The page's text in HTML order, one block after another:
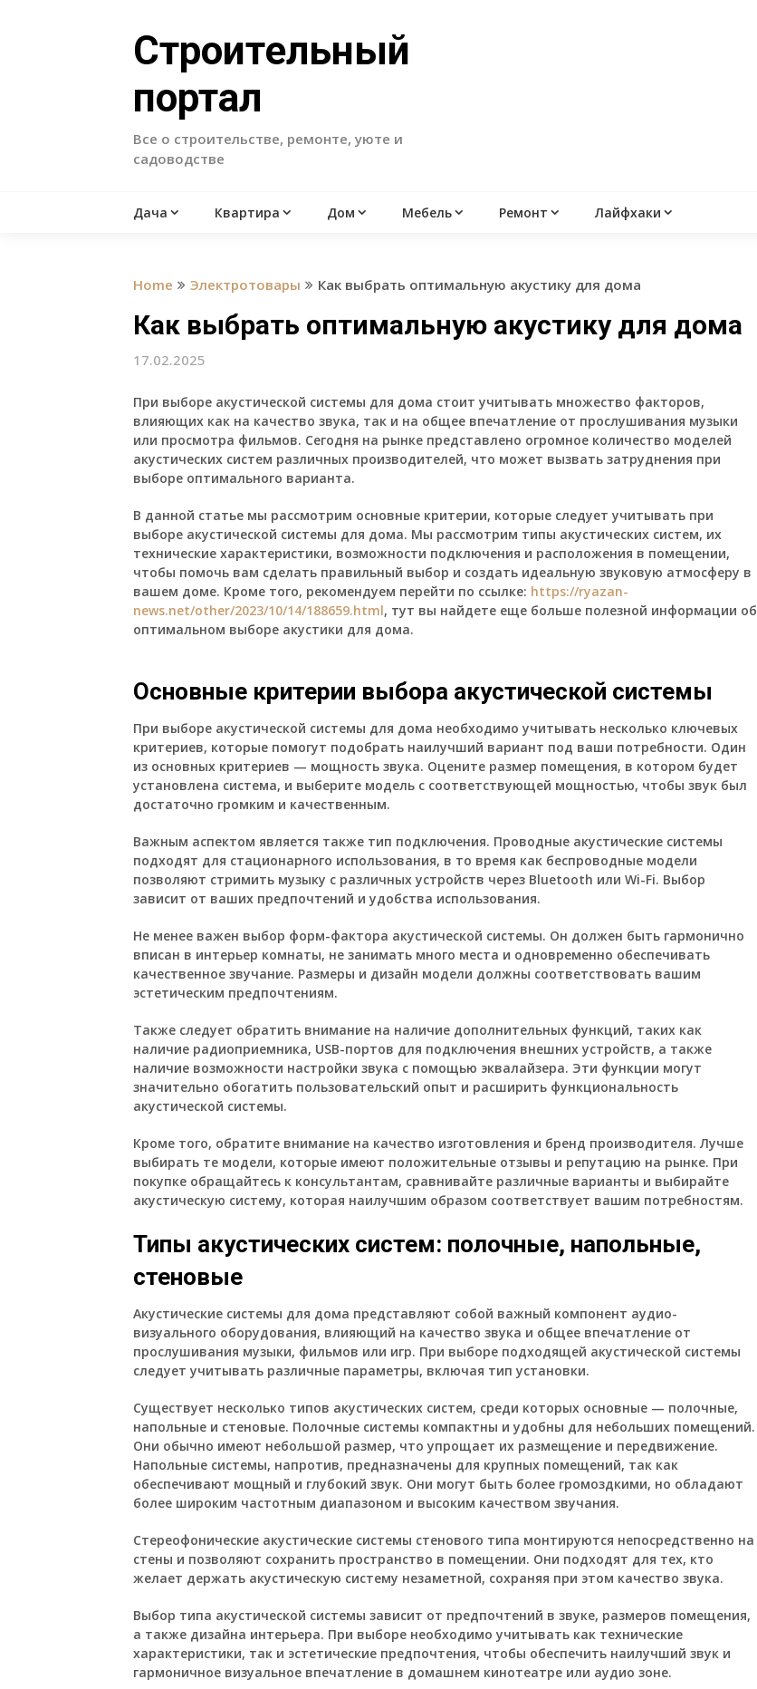
Строительный
портал
Все о строительстве, ремонте, уюте и
садоводстве
Дача Квартира Дом Мебель Ремонт Лайфхаки
Home Электротовары Как выбрать оптимальную акустику для дома
Как выбрать оптимальную акустику для дома
17.02.2025
При выборе акустической системы для дома стоит учитывать множество факторов,
влияющих как на качество звука, так и на общее впечатление от прослушивания музыки
или просмотра фильмов. Сегодня на рынке представлено огромное количество моделей
акустических систем различных производителей, что может вызвать затруднения при
выборе оптимального варианта.
В данной статье мы рассмотрим основные критерии, которые следует учитывать при
выборе акустической системы для дома. Мы рассмотрим типы акустических систем, их
технические характеристики, возможности подключения и расположения в помещении,
чтобы помочь вам сделать правильный выбор и создать идеальную звуковую атмосферу в
вашем доме. Кроме того, рекомендуем перейти по ссылке: https://ryazan-
news.net/other/2023/10/14/188659.html, тут вы найдете еще больше полезной информации об
оптимальном выборе акустики для дома.
Основные критерии выбора акустической системы
При выборе акустической системы для дома необходимо учитывать несколько ключевых
критериев, которые помогут подобрать наилучший вариант под ваши потребности. Один
из основных критериев — мощность звука. Оцените размер помещения, в котором будет
установлена система, и выберите модель с соответствующей мощностью, чтобы звук был
достаточно громким и качественным.
Важным аспектом является также тип подключения. Проводные акустические системы
подходят для стационарного использования, в то время как беспроводные модели
позволяют стримить музыку с различных устройств через Bluetooth или Wi-Fi. Выбор
зависит от ваших предпочтений и удобства использования.
Не менее важен выбор форм-фактора акустической системы. Он должен быть гармонично
вписан в интерьер комнаты, не занимать много места и одновременно обеспечивать
качественное звучание. Размеры и дизайн модели должны соответствовать вашим
эстетическим предпочтениям.
Также следует обратить внимание на наличие дополнительных функций, таких как
наличие радиоприемника, USB-портов для подключения внешних устройств, а также
наличие возможности настройки звука с помощью эквалайзера. Эти функции могут
значительно обогатить пользовательский опыт и расширить функциональность
акустической системы.
Кроме того, обратите внимание на качество изготовления и бренд производителя. Лучше
выбирать те модели, которые имеют положительные отзывы и репутацию на рынке. При
покупке обращайтесь к консультантам, сравнивайте различные варианты и выбирайте
акустическую систему, которая наилучшим образом соответствует вашим потребностям.
Типы акустических систем: полочные, напольные,
стеновые
Акустические системы для дома представляют собой важный компонент аудио-
визуального оборудования, влияющий на качество звука и общее впечатление от
прослушивания музыки, фильмов или игр. При выборе подходящей акустической системы
следует учитывать различные параметры, включая тип установки.
Существует несколько типов акустических систем, среди которых основные — полочные,
напольные и стеновые. Полочные системы компактны и удобны для небольших помещений.
Они обычно имеют небольшой размер, что упрощает их размещение и передвижение.
Напольные системы, напротив, предназначены для крупных помещений, так как
обеспечивают мощный и глубокий звук. Они могут быть более громоздкими, но обладают
более широким частотным диапазоном и высоким качеством звучания.
Стереофонические акустические системы стенового типа монтируются непосредственно на
стены и позволяют сохранить пространство в помещении. Они подходят для тех, кто
желает держать акустическую систему незаметной, сохраняя при этом качество звука.
Выбор типа акустической системы зависит от предпочтений в звуке, размеров помещения,
а также дизайна интерьера. При выборе необходимо учитывать как технические
характеристики, так и эстетические предпочтения, чтобы обеспечить наилучший звук и
гармоничное визуальное впечатление в домашнем кинотеатре или аудио зоне.